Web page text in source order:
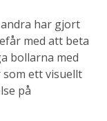
har gjort
med att beta
bollarna med
ett visuellt
på